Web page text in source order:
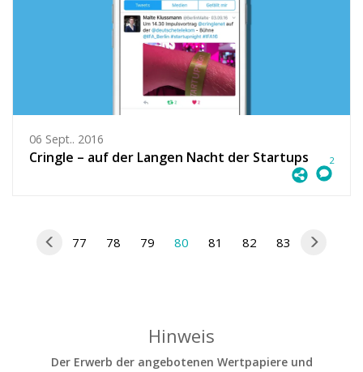
06 Sept.. 2016
Cringle – auf der Langen Nacht der Startups 2
77 78 79 80 81 82 83
Hinweis
Der Erwerb der angebotenen Wertpapiere und